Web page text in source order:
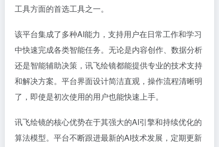
工具方面的首选工具之一。
该平台集成了多种AI能力，支持用户在日常工作和学习
中快速完成各类智能任务。无论是内容创作、数据分析
还是智能辅助决策，讯飞绘镜都能提供专业的技术支持
和解决方案。平台界面设计简洁直观，操作流程清晰明
了，即使是初次使用的用户也能快速上手。
讯飞绘镜的核心优势在于其强大的AI引擎和持续优化的
算法模型。平台不断跟进最新的AI技术发展，定期更新